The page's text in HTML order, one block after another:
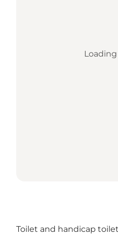
Loading
Toilet and handicap